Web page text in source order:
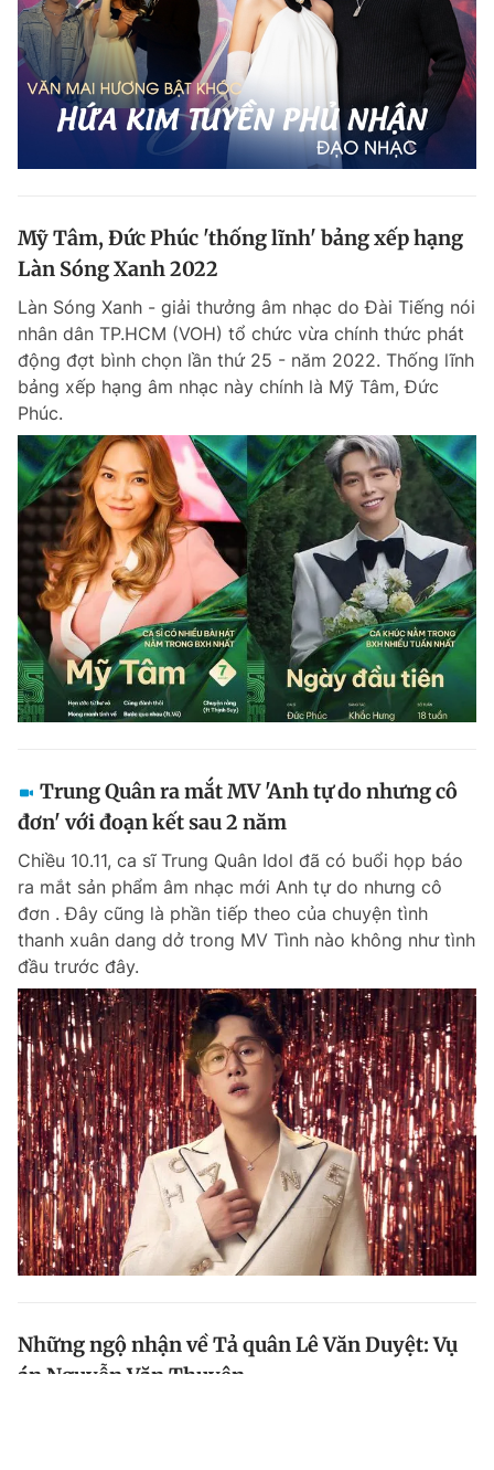
Mỹ Tâm, Đức Phúc 'thống lĩnh' bảng xếp hạng
Làn Sóng Xanh 2022
Làn Sóng Xanh - giải thưởng âm nhạc do Đài Tiếng nói
nhân dân TP.HCM (VOH) tổ chức vừa chính thức phát
động đợt bình chọn lần thứ 25 - năm 2022. Thống lĩnh
bảng xếp hạng âm nhạc này chính là Mỹ Tâm, Đức
Phúc.
Trung Quân ra mắt MV 'Anh tự do nhưng cô
đơn' với đoạn kết sau 2 năm
Chiều 10.11, ca sĩ Trung Quân Idol đã có buổi họp báo
ra mắt sản phẩm âm nhạc mới Anh tự do nhưng cô
đơn . Đây cũng là phần tiếp theo của chuyện tình
thanh xuân dang dở trong MV Tình nào không như tình
đầu trước đây.
Những ngộ nhận về Tả quân Lê Văn Duyệt: Vụ
án Nguyễn Văn Thuyên